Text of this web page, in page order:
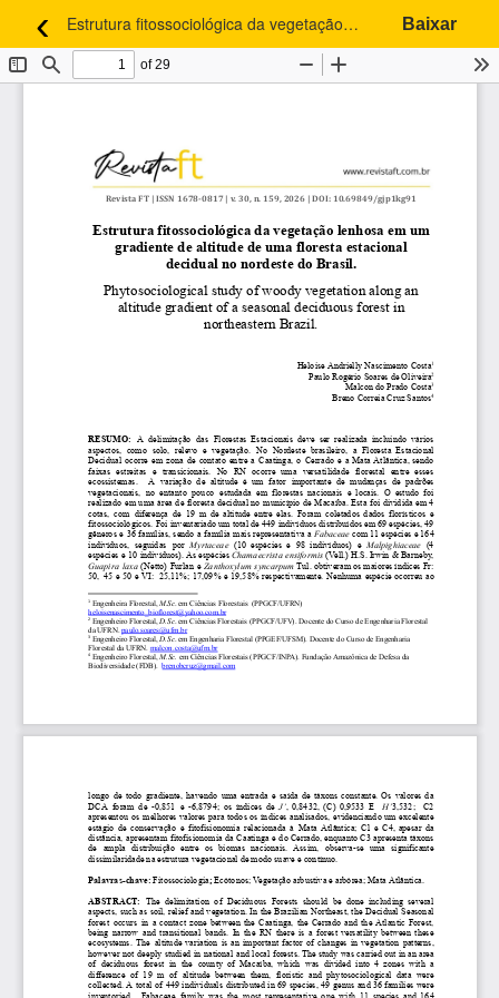
‹Voltar aos Detalhes do Artigo
Estrutura fitossociológica da vegetação lenhosa em um gradiente de altitude de uma floresta estacional decidual no nordeste do Brasil. Baixar